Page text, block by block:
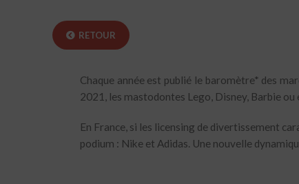
RETOUR
Chaque année est publié le baromètre* des
2021, les mastodontes Lego, Disney, Barbie
En France, si les licensing de divertissement
podium : Nike et Adidas. Une nouvelle